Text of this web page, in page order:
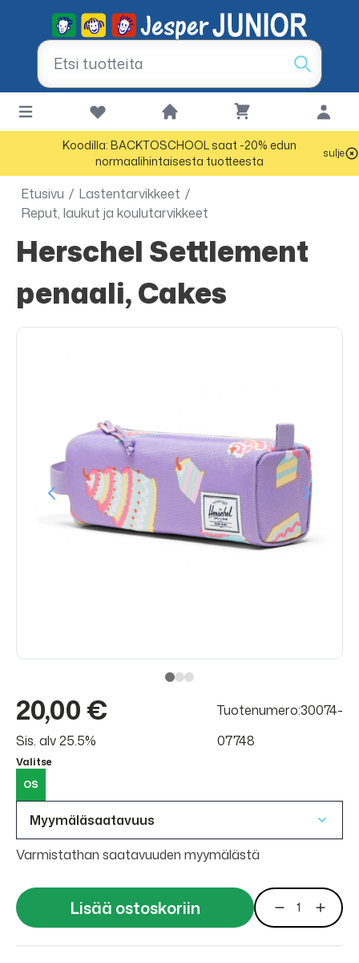
Koodilla: BACKTOSCHOOL saat -20% edun
normaalihintaisesta tuotteesta
sulje
Etusivu / Lastentarvikkeet /
Reput, laukut ja koulutarvikkeet
Herschel Settlement
penaali, Cakes
20,00 €
Sis. alv 25.5%
Tuotenumero:30074-
07748
Valitse
OS
Myymäläsaatavuus
Varmistathan saatavuuden myymälästä
Lisää ostoskoriin